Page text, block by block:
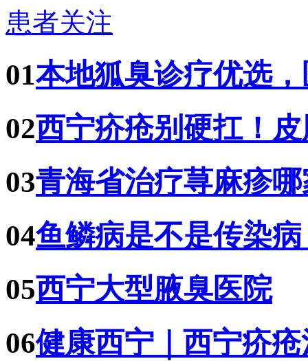
患者关注
01本地狐臭诊疗优选
02西宁疥疮别硬扛！
03青海省治疗荨麻疹
04鱼鳞病是不是传染
05西宁大型腋臭医院
06健康西宁｜西宁疥